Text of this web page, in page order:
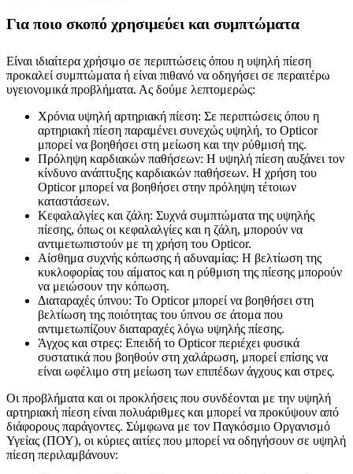
Για ποιο σκοπό χρησιμεύει και συμπτώματα
Είναι ιδιαίτερα χρήσιμο σε περιπτώσεις όπου η υψηλή πίεση
προκαλεί συμπτώματα ή είναι πιθανό να οδηγήσει σε περαιτέρω
υγειονομικά προβλήματα. Ας δούμε λεπτομερώς:
Χρόνια υψηλή αρτηριακή πίεση: Σε περιπτώσεις όπου η
αρτηριακή πίεση παραμένει συνεχώς υψηλή, το Opticor
μπορεί να βοηθήσει στη μείωση και την ρύθμισή της.
Πρόληψη καρδιακών παθήσεων: Η υψηλή πίεση αυξάνει τον
κίνδυνο ανάπτυξης καρδιακών παθήσεων. Η χρήση του
Opticor μπορεί να βοηθήσει στην πρόληψη τέτοιων
καταστάσεων.
Κεφαλαλγίες και ζάλη: Συχνά συμπτώματα της υψηλής
πίεσης, όπως οι κεφαλαλγίες και η ζάλη, μπορούν να
αντιμετωπιστούν με τη χρήση του Opticor.
Αίσθημα συχνής κόπωσης ή αδυναμίας: Η βελτίωση της
κυκλοφορίας του αίματος και η ρύθμιση της πίεσης μπορούν
να μειώσουν την κόπωση.
Διαταραχές ύπνου: Το Opticor μπορεί να βοηθήσει στη
βελτίωση της ποιότητας του ύπνου σε άτομα που
αντιμετωπίζουν διαταραχές λόγω υψηλής πίεσης.
Άγχος και στρες: Επειδή το Opticor περιέχει φυσικά
συστατικά που βοηθούν στη χαλάρωση, μπορεί επίσης να
είναι ωφέλιμο στη μείωση των επιπέδων άγχους και στρες.
Οι προβλήματα και οι προκλήσεις που συνδέονται με την υψηλή
αρτηριακή πίεση είναι πολυάριθμες και μπορεί να προκύψουν από
διάφορους παράγοντες. Σύμφωνα με τον Παγκόσμιο Οργανισμό
Υγείας (ΠΟΥ), οι κύριες αιτίες που μπορεί να οδηγήσουν σε υψηλή
πίεση περιλαμβάνουν: